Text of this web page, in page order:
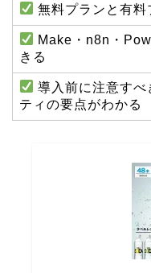
無料プランと有料
Make・n8n・
きる
導入前に注意すべ
ティの要点がわかる